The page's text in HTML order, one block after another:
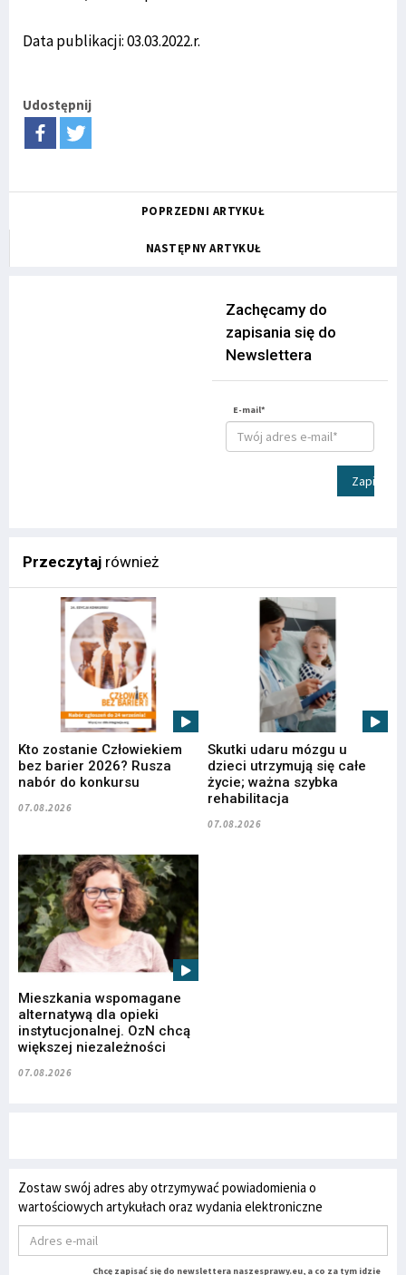
Data publikacji: 03.03.2022.r.
Udostępnij
POPRZEDNI ARTYKUŁ
NASTĘPNY ARTYKUŁ
Zachęcamy do
zapisania się do
Newslettera
E-mail*
Zapisz
Przeczytaj również
Kto zostanie Człowiekiem
bez barier 2026? Rusza
nabór do konkursu
07.08.2026
Skutki udaru mózgu u
dzieci utrzymują się całe
życie; ważna szybka
rehabilitacja
07.08.2026
Mieszkania wspomagane
alternatywą dla opieki
instytucjonalnej. OzN chcą
większej niezależności
07.08.2026
Zostaw swój adres aby otrzymywać powiadomienia o
wartościowych artykułach oraz wydania elektroniczne
Chcę zapisać się do newslettera naszesprawy.eu, a co za tym idzie